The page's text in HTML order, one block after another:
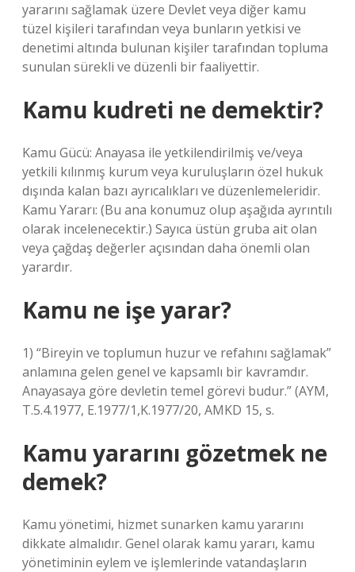
yararını sağlamak üzere Devlet veya diğer kamu
tüzel kişileri tarafından veya bunların yetkisi ve
denetimi altında bulunan kişiler tarafından topluma
sunulan sürekli ve düzenli bir faaliyettir.
Kamu kudreti ne demektir?
Kamu Gücü: Anayasa ile yetkilendirilmiş ve/veya
yetkili kılınmış kurum veya kuruluşların özel hukuk
dışında kalan bazı ayrıcalıkları ve düzenlemeleridir.
Kamu Yararı: (Bu ana konumuz olup aşağıda ayrıntılı
olarak incelenecektir.) Sayıca üstün gruba ait olan
veya çağdaş değerler açısından daha önemli olan
yarardır.
Kamu ne işe yarar?
1) “Bireyin ve toplumun huzur ve refahını sağlamak”
anlamına gelen genel ve kapsamlı bir kavramdır.
Anayasaya göre devletin temel görevi budur.” (AYM,
T.5.4.1977, E.1977/1,K.1977/20, AMKD 15, s.
Kamu yararını gözetmek ne
demek?
Kamu yönetimi, hizmet sunarken kamu yararını
dikkate almalıdır. Genel olarak kamu yararı, kamu
yönetiminin eylem ve işlemlerinde vatandaşların